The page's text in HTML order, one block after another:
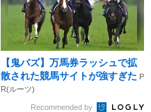
【鬼バズ】万馬券ラッシュで拡
散された競馬サイトが強すぎた P
R(ルーツ)
Recommended by